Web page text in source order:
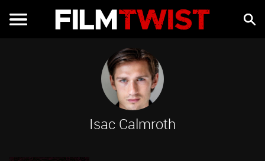
Isac Calmroth